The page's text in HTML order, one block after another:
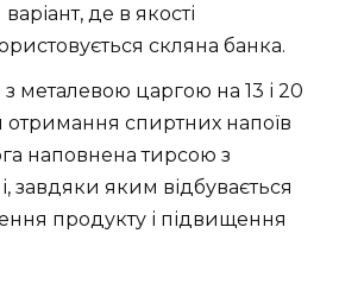
де в якості
скляна банка.
металевою царгою на 13 і 20
отримання спиртних напоїв
наповнена тирсою з
завдяки яким відбувається
продукту і підвищення